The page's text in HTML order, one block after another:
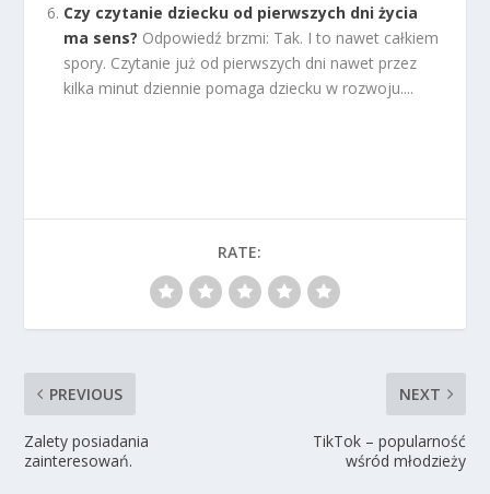
Czy czytanie dziecku od pierwszych dni życia
ma sens? Odpowiedź brzmi: Tak. I to nawet całkiem
spory. Czytanie już od pierwszych dni nawet przez
kilka minut dziennie pomaga dziecku w rozwoju....
RATE:
PREVIOUS
Zalety posiadania
zainteresowań.
NEXT
TikTok – popularność
wśród młodzieży